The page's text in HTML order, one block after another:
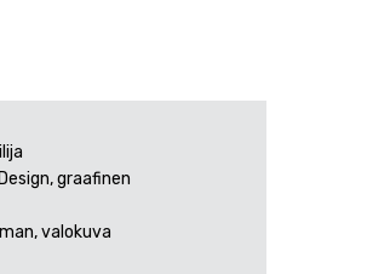
graafinen
valokuva